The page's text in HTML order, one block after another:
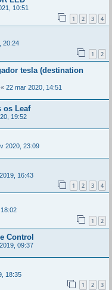
10:51
1 2 3 4
20:24
1 2
tesla (destination
« 22 mar 2020, 14:51
os Leaf
19:52
2020, 23:09
16:43
1 2 3 4
1 2
Control
09:37
18:35
1 2 3